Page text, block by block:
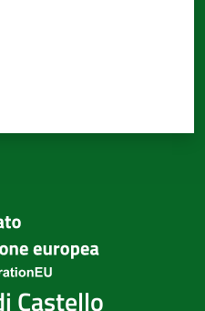
Castello